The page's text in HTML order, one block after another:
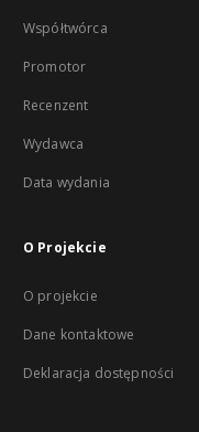
Współtwórca
Promotor
Recenzent
Wydawca
Data wydania
O Projekcie
O projekcie
Dane kontaktowe
Deklaracja dostępności